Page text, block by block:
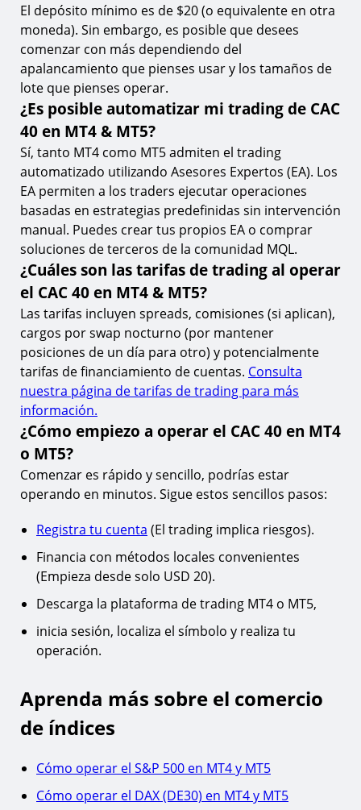
El depósito mínimo es de $20 (o equivalente en otra
moneda). Sin embargo, es posible que desees
comenzar con más dependiendo del
apalancamiento que pienses usar y los tamaños de
lote que pienses operar.
¿Es posible automatizar mi trading de CAC
40 en MT4 & MT5?
Sí, tanto MT4 como MT5 admiten el trading
automatizado utilizando Asesores Expertos (EA). Los
EA permiten a los traders ejecutar operaciones
basadas en estrategias predefinidas sin intervención
manual. Puedes crear tus propios EA o comprar
soluciones de terceros de la comunidad MQL.
¿Cuáles son las tarifas de trading al operar
el CAC 40 en MT4 & MT5?
Las tarifas incluyen spreads, comisiones (si aplican),
cargos por swap nocturno (por mantener
posiciones de un día para otro) y potencialmente
tarifas de financiamiento de cuentas. Consulta
nuestra página de tarifas de trading para más
información.
¿Cómo empiezo a operar el CAC 40 en MT4
o MT5?
Comenzar es rápido y sencillo, podrías estar
operando en minutos. Sigue estos sencillos pasos:
Registra tu cuenta (El trading implica riesgos).
Financia con métodos locales convenientes
(Empieza desde solo USD 20).
Descarga la plataforma de trading MT4 o MT5,
inicia sesión, localiza el símbolo y realiza tu
operación.
Aprenda más sobre el comercio
de índices
Cómo operar el S&P 500 en MT4 y MT5
Cómo operar el DAX (DE30) en MT4 y MT5